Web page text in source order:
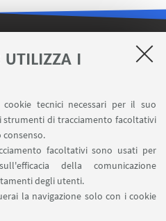
UTILIZZA I
tecnici necessari per il suo
di tracciamento facoltativi
facoltativi sono usati per
della comunicazione
degli utenti.
la navigazione solo con i cookie
UTILI
FILO
Missioni
da remoto
Gardino